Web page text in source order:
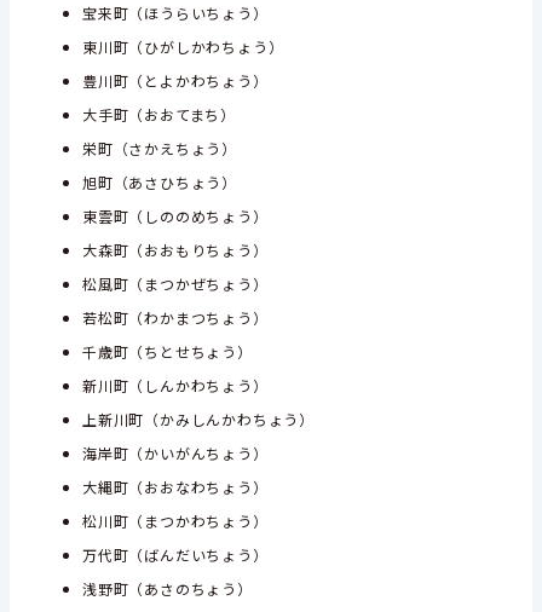
宝来町（ほうらいちょう）
東川町（ひがしかわちょう）
豊川町（とよかわちょう）
大手町（おおてまち）
栄町（さかえちょう）
旭町（あさひちょう）
東雲町（しののめちょう）
大森町（おおもりちょう）
松風町（まつかぜちょう）
若松町（わかまつちょう）
千歳町（ちとせちょう）
新川町（しんかわちょう）
上新川町（かみしんかわちょう）
海岸町（かいがんちょう）
大縄町（おおなわちょう）
松川町（まつかわちょう）
万代町（ばんだいちょう）
浅野町（あさのちょう）